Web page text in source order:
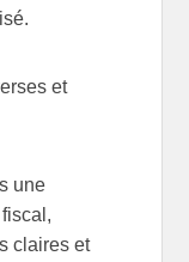
et
une
claires et